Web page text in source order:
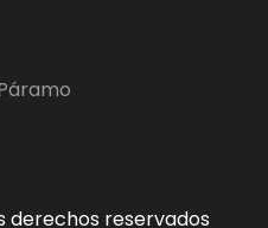
derechos reservados